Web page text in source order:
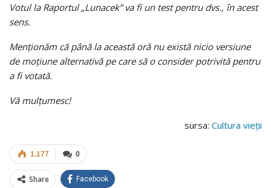
Votul la Raportul „Lunacek” va fi un test pentru dvs., în acest
sens.
Menționăm că până la această oră nu există nicio versiune
de moțiune alternativă pe care să o consider potrivită pentru
a fi votată.
Vă mulțumesc!
sursa: Cultura vieţii
0
1.177
Share Facebook